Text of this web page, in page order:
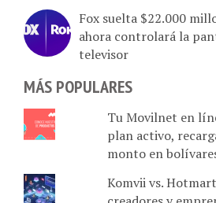
Fox suelta $22.000
ahora controlará la
televisor
MÁS POPULARES
Tu Movilnet en
plan activo,
monto en
Komvii vs.
creadores y